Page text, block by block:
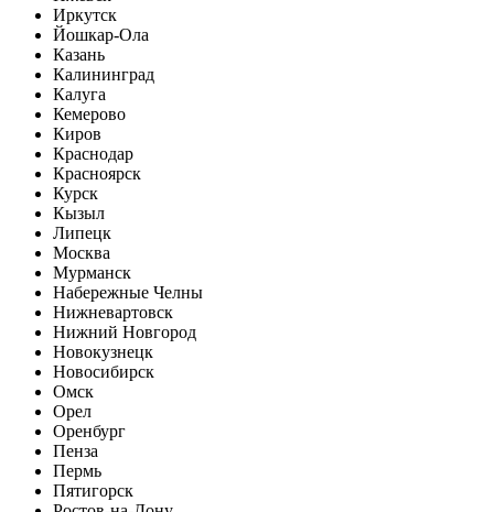
Иркутск
Йошкар-Ола
Казань
Калининград
Калуга
Кемерово
Киров
Краснодар
Красноярск
Курск
Кызыл
Липецк
Москва
Мурманск
Набережные Челны
Нижневартовск
Нижний Новгород
Новокузнецк
Новосибирск
Омск
Орел
Оренбург
Пенза
Пермь
Пятигорск